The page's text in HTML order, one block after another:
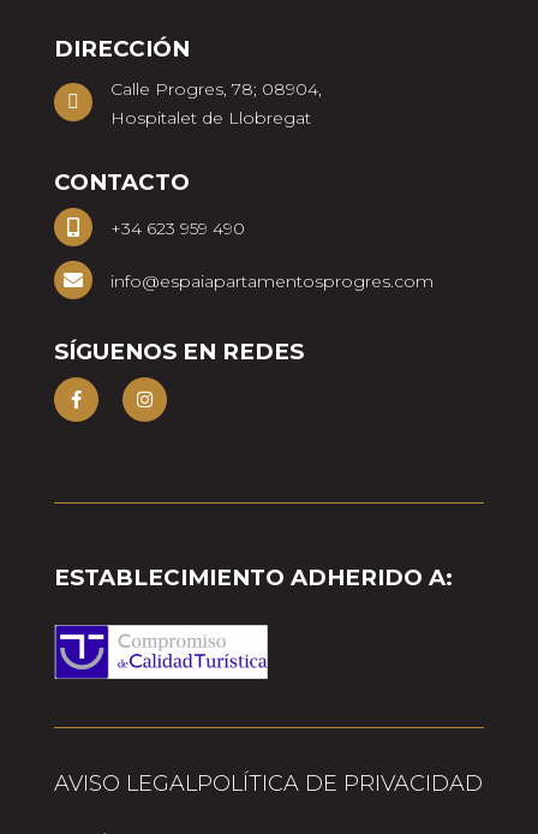
DIRECCIÓN
Calle Progres, 78; 08904,
Hospitalet de Llobregat
CONTACTO
+34 623 959 490
info@espaiapartamentosprogres.com
SÍGUENOS EN REDES
ESTABLECIMIENTO ADHERIDO A:
AVISO LEGALPOLÍTICA DE PRIVACIDAD